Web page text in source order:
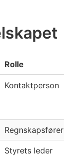
Rolle
Kontaktperson
Regnskapsfører
Styrets leder